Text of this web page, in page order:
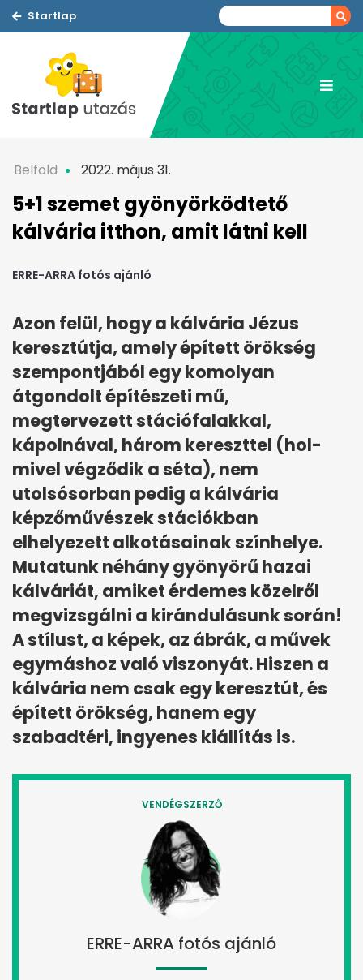
Startlap
Belföld 2022. május 31.
5+1 szemet gyönyörködtető
kálvária itthon, amit látni kell
ERRE-ARRA fotós ajánló
Azon felül, hogy a kálvária Jézus
keresztútja, amely épített örökség
szempontjából egy komolyan
átgondolt építészeti mű,
megtervezett stációfalakkal,
kápolnával, három kereszttel (hol-
mivel végződik a séta), nem
utolsósorban pedig a kálvária
képzőművészek stációkban
elhelyezett alkotásainak színhelye.
Mutatunk néhány gyönyörű hazai
kálváriát, amiket érdemes közelről
megvizsgálni a kirándulásunk során!
A stílust, a képek, az ábrák, a művek
egymáshoz való viszonyát. Hiszen a
kálvária nem csak egy keresztút, és
épített örökség, hanem egy
szabadtéri, ingyenes kiállítás is.
VENDÉGSZERZŐ
ERRE-ARRA fotós ajánló